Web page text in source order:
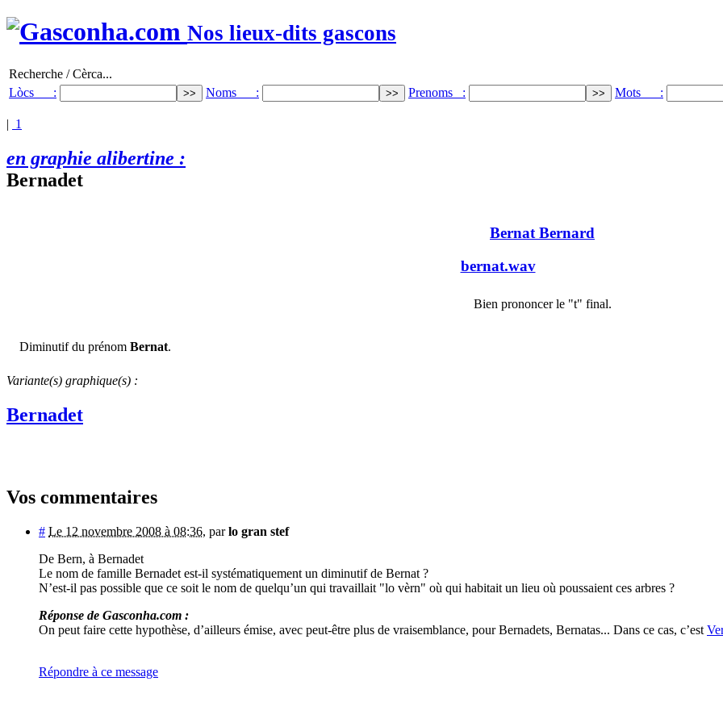
Nos lieux-dits gascons
Recherche / Cèrca...
Lòcs :
Noms : Prenoms : Mots :
| 1
en graphie alibertine :
Bernadet
Bernat Bernard
bernat.wav
Bien prononcer le "t" final.
Diminutif du prénom Bernat.
Variante(s) graphique(s) :
Bernadet
Vos commentaires
# Le 12 novembre 2008 à 08:36, parlo gran stef
De Bern, à Bernadet
Le nom de famille Bernadet est-il systématiquement un diminutif de Bernat ?
N’est-il pas possible que ce soit le nom de quelqu’un qui travaillait "lo vèrn" où qui habitait un lieu où poussaient ces arbres ?
Réponse de Gasconha.com :
On peut faire cette hypothèse, d’ailleurs émise, avec peut-être plus de vraisemblance, pour Bernadets, Bernatas... Dans ce cas, c’est
Répondre à ce message